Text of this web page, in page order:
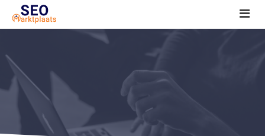
SEO tools reviews
Marketeer bij jou in de buurt?
Offerte
1. Seo voor beginners +
2. Onderzoeken +